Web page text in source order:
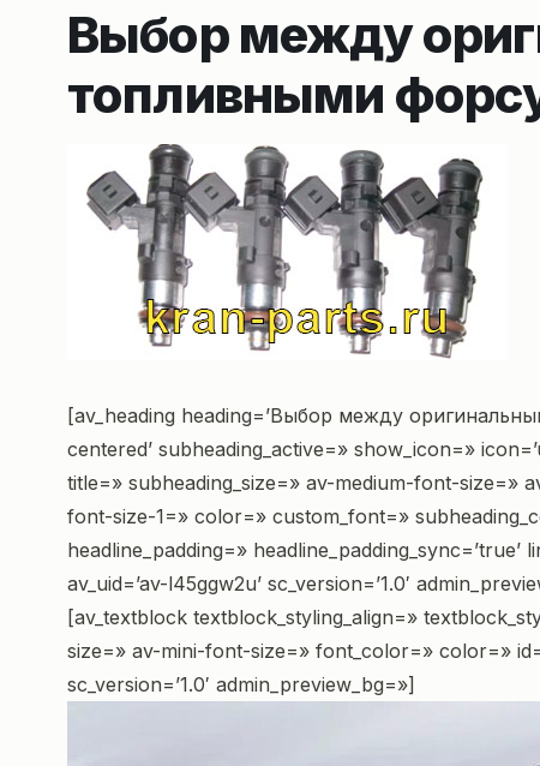
Выбор между
топливными
[av_heading heading=’Выбор между
centered’ subheading_active=» show_icon=»
title=» subheading_size=» av-medium-font-size=»
font-size-1=» color=» custom_font=»
headline_padding=»
av_uid=’av-l45ggw2u’ sc_version=’1.0′
[av_textblock textblock_styling_align=»
size=» av-mini-font-size=» font_color=» color=»
sc_version=’1.0′ admin_preview_bg=»]